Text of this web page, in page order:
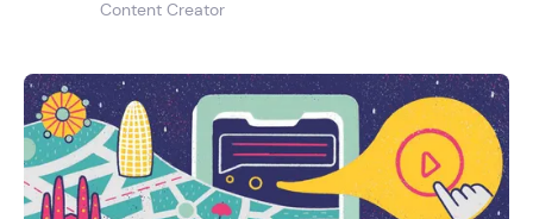
Content Creator